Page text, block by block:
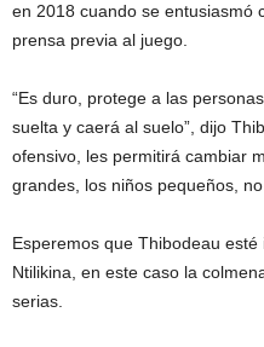
en 2018 cuando se entusiasmó
prensa previa al juego.
“Es duro, protege a las
suelta y caerá al suelo”, dijo
ofensivo, les permitirá cambiar
grandes, los niños pequeños, no
Esperemos que Thibodeau
Ntilikina, en este caso la
serias.